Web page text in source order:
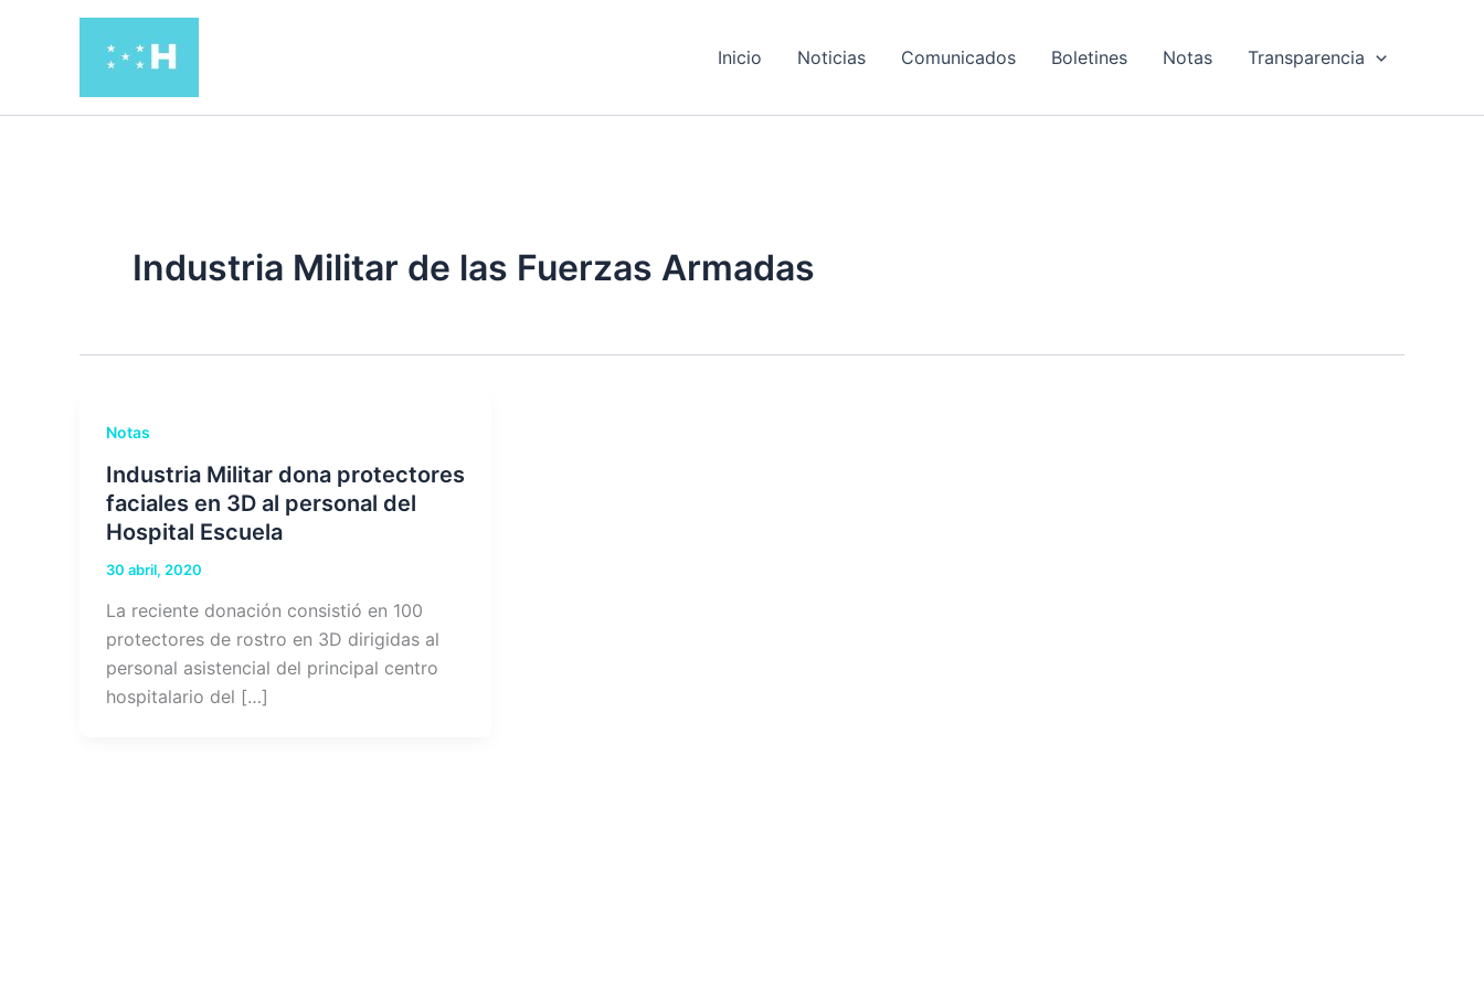
Inicio Noticias Comunicados Boletines Notas Transparencia
Industria Militar de las Fuerzas Armadas
Notas
Industria Militar dona protectores
faciales en 3D al personal del
Hospital Escuela
30 abril, 2020
La reciente donación consistió en 100
protectores de rostro en 3D dirigidas al
personal asistencial del principal centro
hospitalario del […]